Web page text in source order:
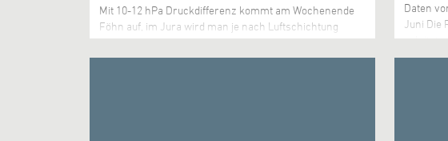
Mit 10-12 hPa Druckdifferenz kommt am Wochenende
Föhn auf, im Jura wird man je nach Luftschichtung
mehr oder weniger gut fliegen können. Für einen
kleinen Taks sollte es allemal reichen und auch für ein
Daten
Juni Die
geleitet
so dass